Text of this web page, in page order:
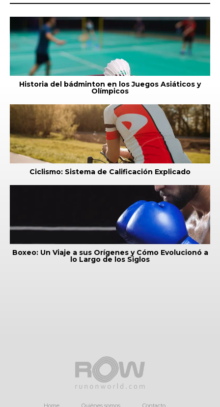
Historia del bádminton en los Juegos Asiáticos y
Olímpicos
Ciclismo: Sistema de Calificación Explicado
Boxeo: Un Viaje a sus Orígenes y Cómo Evolucionó a
lo Largo de los Siglos
Home Quiénes somos Contacto